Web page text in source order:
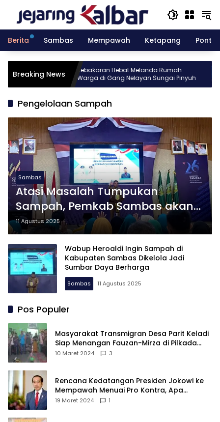
konten
Berita
Sambas Mempawah Ketapang
Breaking News
gelar
10
Kebakaran Hebat Melanda Rumah
Warga di Gang Nelayan Sungai Pinyuh
Pengelolaan Sampah
Sambas
Atasi Masalah Tumpukan
Sampah, Pemkab Sambas akan
Terapkan Pengelolaan Sampah
Berbasis Komunitas
11 Agustus 2025
Wabup Heroaldi Ingin Sampah di
Kabupaten Sambas Dikelola Jadi
Sumbar Daya Berharga
Sambas 11 Agustus 2025
Pos Populer
Masyarakat Transmigran Desa Parit Keladi
Siap Menangan Fauzan-Mirza di Pilkada
Kubu Raya
10 Maret 2024 3
Rencana Kedatangan Presiden Jokowi ke
Mempawah Menuai Pro Kontra, Apa
Sebabnya?
19 Maret 2024 1